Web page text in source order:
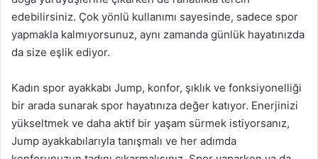
edebilirsiniz. Çok yönlü kullanımı sayesinde, sadece spor
yapmakla kalmıyorsunuz, aynı zamanda günlük hayatınızda
da size eşlik ediyor.
Kadın spor ayakkabı Jump, konfor, şıklık ve fonksiyonelliği
bir arada sunarak spor hayatınıza değer katıyor. Enerjinizi
yükseltmek ve daha aktif bir yaşam sürmek istiyorsanız,
Jump ayakkabılarıyla tanışmalı ve her adımda